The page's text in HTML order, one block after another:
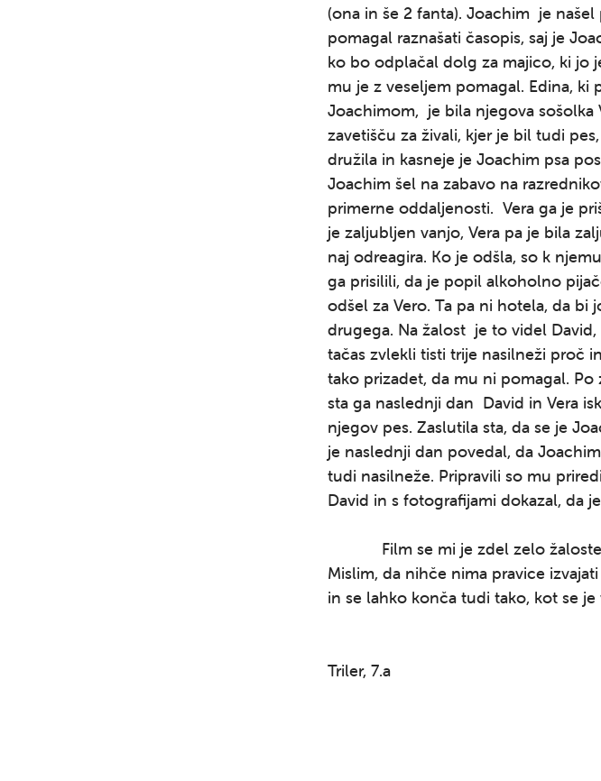
(ona in še 2 fanta). Joachim je
pomagal raznašati časopis, saj je
ko bo odplačal dolg za majico, ki jo
mu je z veseljem pomagal. Edina, ki
Joachimom, je bila njegova sošolka
zavetišču za živali, kjer je bil tudi
družila in kasneje je Joachim psa
Joachim šel na zabavo na
primerne oddaljenosti. Vera ga je
je zaljubljen vanjo, Vera pa je bila
naj odreagira. Ko je odšla, so k
ga prisilili, da je popil alkoholno
odšel za Vero. Ta pa ni hotela, da
drugega. Na žalost je to videl
tačas zvlekli tisti trije nasilneži proč
tako prizadet, da mu ni pomagal.
sta ga naslednji dan David in Vera
njegov pes. Zaslutila sta, da se je
je naslednji dan povedal, da
tudi nasilneže. Pripravili so mu
David in s fotografijami dokazal, da
Film se mi je zdel zelo
Mislim, da nihče nima pravice
in se lahko konča tudi tako, kot se je
Triler, 7.a